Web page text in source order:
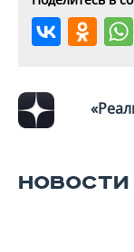
ВОЛЕЙБОЛ
ФИГУРНОЕ
ИСТОРИЯ
МЕДИЦИНА
СПРАВОЧНИК
СПИСОК ПЕРСОН
ПОЛНАЯ ВЕРСИЯ